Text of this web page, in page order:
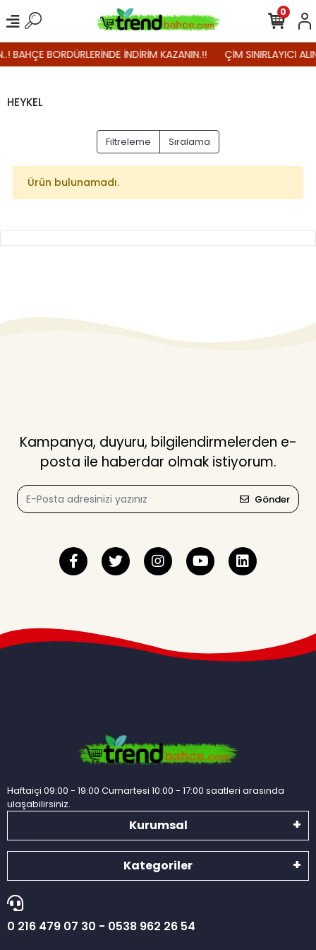
BAHÇE BORDÜRLERİNDE İNDİRİM KAZANIN.!! ÇİM SINIRLAYICI
0
HEYKEL
Filtreleme Sıralama
Ürün bulunamadı.
Kampanya, duyuru, bilgilendirmelerden e-
posta ile haberdar olmak istiyorum.
Gönder
Haftaiçi 09:00 - 19:00 Cumartesi 10:00 - 17:00 saatleri arasında
ulaşabilirsiniz.
Kurumsal
Kategoriler
0 216 479 07 30 - 0538 962 26 54